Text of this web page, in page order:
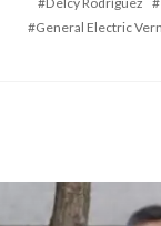
General Electric